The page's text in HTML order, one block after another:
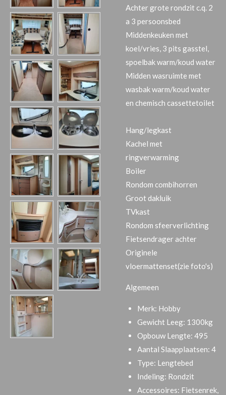
Achter grote rondzit c.q. 2
a 3 persoonsbed
Middenkeuken met
koel/vries, 3 pits gasstel,
spoelbak warm/koud water
Midden wasruimte met
wasbak warm/koud water
en chemisch cassettetoilet
Hang/legkast
Kachel met
ringverwarming
Boiler
Rondom combihorren
Groot dakluik
TVkast
Rondom sfeerverlichting
Fietsendrager achter
Originele
vloermattenset(zie foto's)
Algemeen
Merk: Hobby
Gewicht Leeg: 1300kg
Opbouw Lengte: 495
Aantal Slaapplaatsen: 4
Type: Lengtebed
Indeling: Rondzit
Accessoires: Fietsenrek,